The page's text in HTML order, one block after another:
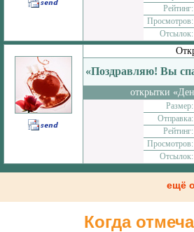
Рейтинг:
Просмотров:
Отсылок:
«Поздравляю! Вы
открытки
Размер:
Отправка:
Рейтинг:
Просмотров:
Отсылок:
ещё
Когда